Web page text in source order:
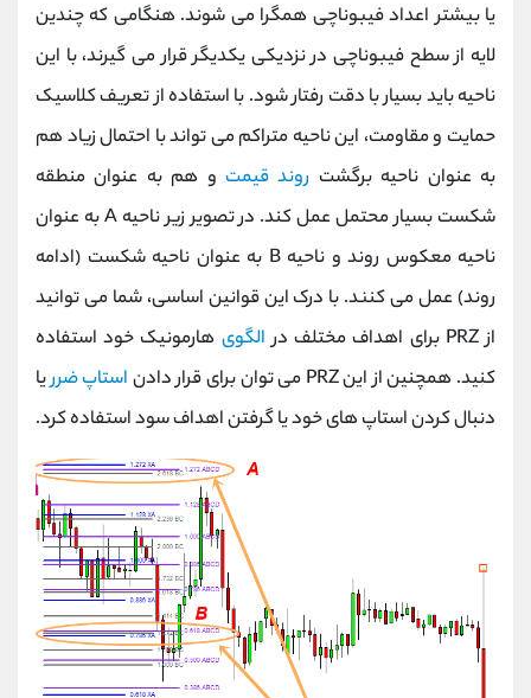
یا بیشتر اعداد فیبوناچی همگرا می شوند. هنگامی که چندین
لایه از سطح فیبوناچی در نزدیکی یکدیگر قرار می گیرند، با این
ناحیه باید بسیار با دقت رفتار شود. با استفاده از تعریف کلاسیک
حمایت و مقاومت، این ناحیه متراکم می تواند با احتمال زیاد هم
به عنوان ناحیه برگشت روند قیمت و هم به عنوان منطقه
شکست بسیار محتمل عمل کند. در تصویر زیر ناحیه A به عنوان
ناحیه معکوس روند و ناحیه B به عنوان ناحیه شکست (ادامه
روند) عمل می کنند. با درک این قوانین اساسی، شما می توانید
از PRZ برای اهداف مختلف در
الگوی هارمونیک خود استفاده
کنید. همچنین از این PRZ می توان برای قرار دادن
استاپ ضرریا
دنبال کردن استاپ های خود یا گرفتن اهداف سود استفاده کرد.